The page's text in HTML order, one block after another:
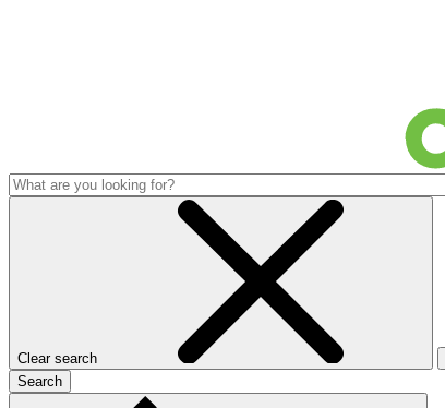
Clear search
Search